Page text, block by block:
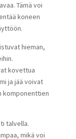
Tämä voi
koneen
hieman,
kovettua
ja jää voivat
komponenttien
talvella.
mikä voi